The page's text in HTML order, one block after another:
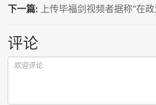
下一篇:
上传毕福剑视频者据称“在
评论